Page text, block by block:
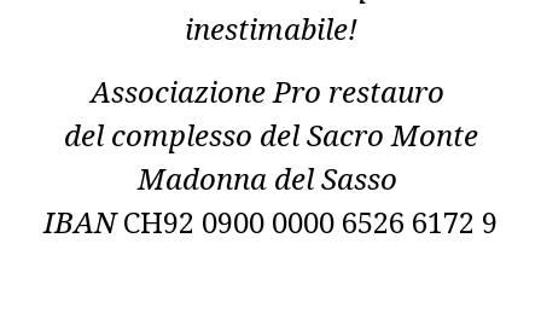
inestimabile!
Associazione Pro restauro
del complesso del Sacro Monte
Madonna del Sasso
IBANCH92 0900 0000 6526 6172 9